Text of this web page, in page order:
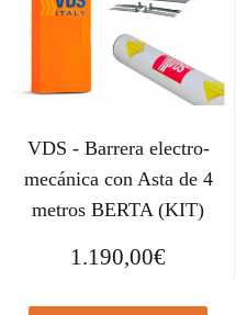
VDS - Barrera electro-
mecánica con Asta de 4
metros BERTA (KIT)
1.190,00€